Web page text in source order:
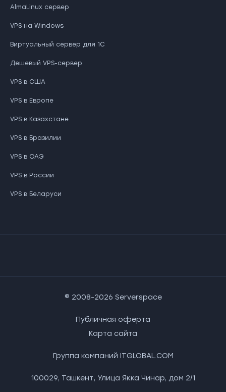
AlmaLinux сервер
VPS на Windows
Виртуальный сервер для 1С
Дешевый VPS-сервер
VPS в США
VPS в Европе
VPS в Казахстане
VPS в Бразилии
VPS в ОАЭ
VPS в России
VPS в Беларуси
© 2008-2026 Serverspace
Публичная оферта
Карта сайта
Группа компаний ITGLOBAL.COM
100029, Ташкент, Улица Якка Чинар, дом 2/1